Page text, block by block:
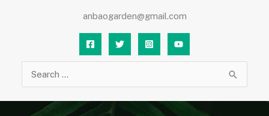
anbaogarden@gmail.com
Tìm